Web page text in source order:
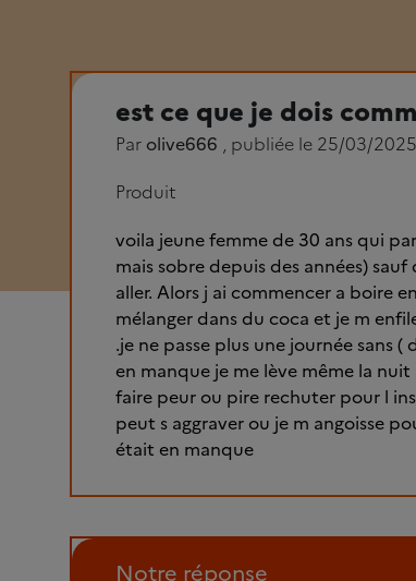
est ce que je dois
Par olive666 , publiée le 25/03/2025
Produit
voila jeune femme de 30 ans qui
mais sobre depuis des années)
aller. Alors j ai commencer a boire
mélanger dans du coca et je m
.je ne passe plus une journée sans
en manque je me lève même la
faire peur ou pire rechuter pour l
peut s aggraver ou je m angoisse
était en manque
Notre réponse